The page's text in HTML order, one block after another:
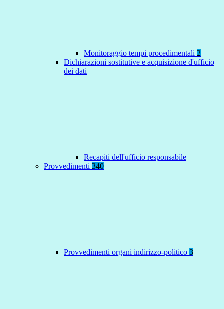
Monitoraggio tempi procedimentali 2
Dichiarazioni sostitutive e acquisizione d'ufficio
dei dati
Recapiti dell'ufficio responsabile
Provvedimenti 340
Provvedimenti organi indirizzo-politico 3